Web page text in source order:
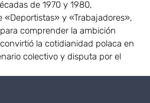
de 1970 y 1980,
y «Trabajadores»,
comprender la ambición
la cotidianidad polaca en
colectivo y disputa por el